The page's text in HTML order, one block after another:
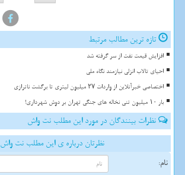
تازه ترین مطالب مرتبط
افزایش قیمت نفت از سر گرفته شد
احیای تالاب انزلی نیازمند نگاه ملی
اختصاصی خبرآنلاین از واردات ۲۷ میلیون لیتری تا برگشت ناترازی
بار ۱۰ میلیون تنی نخاله های جنگی تهران بر دوش شهرداری!
نظرات بینندگان در مورد این مطلب نت واش
نظرتان درباره ی این مطلب نت واش
نام: